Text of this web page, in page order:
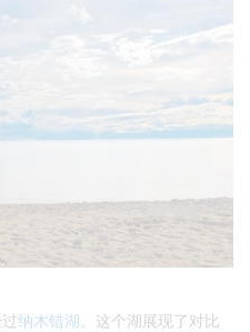
纳木错湖
。这个湖展现了对比